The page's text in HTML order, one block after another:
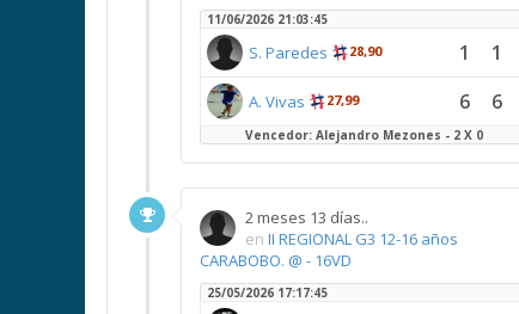
11/06/2026 21:03:45
S. Paredes 28,90 1 1
A. Vivas 27,99 6 6
Vencedor: Alejandro Mezones - 2 X 0
2 meses 13 días..
en II REGIONAL G3 12-16 años
CARABOBO. @ - 16VD
25/05/2026 17:17:45